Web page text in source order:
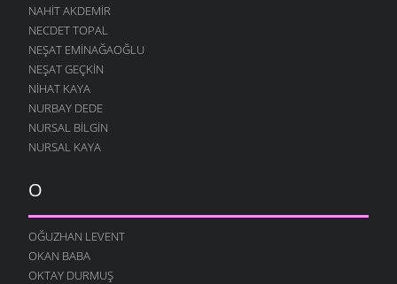
NAHIT AKDEMIR
NECDET TOPAL
NEŞAT EMINAĞAOĞLU
NEŞAT GEÇKIN
NIHAT KAYA
NURBAY DEDE
NURSAL BILGIN
NURSAL KAYA
O
OĞUZHAN LEVENT
OKAN BABA
OKTAY DURMUŞ